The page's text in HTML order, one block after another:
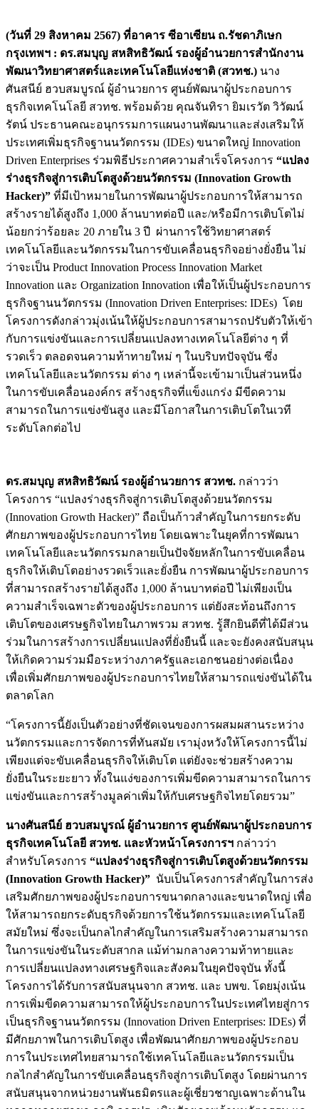
(วันที่ 29 สิงหาคม 2567) ที่อาคาร ซีอาเซียน ถ.รัชดาภิเษก
กรุงเทพฯ : ดร.สมบุญ สหสิทธิวัฒน์ รองผู้อำนวยการสำนักงาน
พัฒนาวิทยาศาสตร์และเทคโนโลยีแห่งชาติ (สวทช.) นาง
ศันสนีย์ ฮวบสมบูรณ์ ผู้อำนวยการ ศูนย์พัฒนาผู้ประกอบการ
ธุรกิจเทคโนโลยี สวทช. พร้อมด้วย คุณจันทิรา ยิมเรวัต วิวัฒน์
รัตน์ ประธานคณะอนุกรรมการแผนงานพัฒนาและส่งเสริมให้
ประเทศเพิ่มธุรกิจฐานนวัตกรรม (IDEs) ขนาดใหญ่ Innovation
Driven Enterprises ร่วมพิธีประกาศความสำเร็จโครงการ “แปลง
ร่างธุรกิจสู่การเติบโตสูงด้วยนวัตกรรม (Innovation Growth
Hacker)” ที่มีเป้าหมายในการพัฒนาผู้ประกอบการให้สามารถ
สร้างรายได้สูงถึง 1,000 ล้านบาทต่อปี และ/หรือมีการเติบโตไม่
น้อยกว่าร้อยละ 20 ภายใน 3 ปี ผ่านการใช้วิทยาศาสตร์
เทคโนโลยีและนวัตกรรมในการขับเคลื่อนธุรกิจอย่างยั่งยืน ไม่
ว่าจะเป็น Product Innovation Process Innovation Market
Innovation และ Organization Innovation เพื่อให้เป็นผู้ประกอบการ
ธุรกิจฐานนวัตกรรม (Innovation Driven Enterprises: IDEs) โดย
โครงการดังกล่าวมุ่งเน้นให้ผู้ประกอบการสามารถปรับตัวให้เข้า
กับการแข่งขันและการเปลี่ยนแปลงทางเทคโนโลยีต่าง ๆ ที่
รวดเร็ว ตลอดจนความท้าทายใหม่ ๆ ในบริบทปัจจุบัน ซึ่ง
เทคโนโลยีและนวัตกรรม ต่าง ๆ เหล่านี้จะเข้ามาเป็นส่วนหนึ่ง
ในการขับเคลื่อนองค์กร สร้างธุรกิจที่แข็งแกร่ง มีขีดความ
สามารถในการแข่งขันสูง และมีโอกาสในการเติบโตในเวที
ระดับโลกต่อไป
ดร.สมบุญ สหสิทธิวัฒน์ รองผู้อำนวยการ สวทช. กล่าวว่า
โครงการ “แปลงร่างธุรกิจสู่การเติบโตสูงด้วยนวัตกรรม
(Innovation Growth Hacker)” ถือเป็นก้าวสำคัญในการยกระดับ
ศักยภาพของผู้ประกอบการไทย โดยเฉพาะในยุคที่การพัฒนา
เทคโนโลยีและนวัตกรรมกลายเป็นปัจจัยหลักในการขับเคลื่อน
ธุรกิจให้เติบโตอย่างรวดเร็วและยั่งยืน การพัฒนาผู้ประกอบการ
ที่สามารถสร้างรายได้สูงถึง 1,000 ล้านบาทต่อปี ไม่เพียงเป็น
ความสำเร็จเฉพาะตัวของผู้ประกอบการ แต่ยังสะท้อนถึงการ
เติบโตของเศรษฐกิจไทยในภาพรวม สวทช. รู้สึกยินดีที่ได้มีส่วน
ร่วมในการสร้างการเปลี่ยนแปลงที่ยั่งยืนนี้ และจะยังคงสนับสนุน
ให้เกิดความร่วมมือระหว่างภาครัฐและเอกชนอย่างต่อเนื่อง
เพื่อเพิ่มศักยภาพของผู้ประกอบการไทยให้สามารถแข่งขันได้ใน
ตลาดโลก
“โครงการนี้ยังเป็นตัวอย่างที่ชัดเจนของการผสมผสานระหว่าง
นวัตกรรมและการจัดการที่ทันสมัย เรามุ่งหวังให้โครงการนี้ไม่
เพียงแต่จะขับเคลื่อนธุรกิจให้เติบโต แต่ยังจะช่วยสร้างความ
ยั่งยืนในระยะยาว ทั้งในแง่ของการเพิ่มขีดความสามารถในการ
แข่งขันและการสร้างมูลค่าเพิ่มให้กับเศรษฐกิจไทยโดยรวม”
นางศันสนีย์ ฮวบสมบูรณ์ ผู้อำนวยการ ศูนย์พัฒนาผู้ประกอบการ
ธุรกิจเทคโนโลยี สวทช. และหัวหน้าโครงการฯ กล่าวว่า
สำหรับโครงการ “แปลงร่างธุรกิจสู่การเติบโตสูงด้วยนวัตกรรม
(Innovation Growth Hacker)” นับเป็นโครงการสำคัญในการส่ง
เสริมศักยภาพของผู้ประกอบการขนาดกลางและขนาดใหญ่ เพื่อ
ให้สามารถยกระดับธุรกิจด้วยการใช้นวัตกรรมและเทคโนโลยี
สมัยใหม่ ซึ่งจะเป็นกลไกสำคัญในการเสริมสร้างความสามารถ
ในการแข่งขันในระดับสากล แม้ท่ามกลางความท้าทายและ
การเปลี่ยนแปลงทางเศรษฐกิจและสังคมในยุคปัจจุบัน ทั้งนี้
โครงการได้รับการสนับสนุนจาก สวทช. และ บพข. โดยมุ่งเน้น
การเพิ่มขีดความสามารถให้ผู้ประกอบการในประเทศไทยสู่การ
เป็นธุรกิจฐานนวัตกรรม (Innovation Driven Enterprises: IDEs) ที่
มีศักยภาพในการเติบโตสูง เพื่อพัฒนาศักยภาพของผู้ประกอบ
การในประเทศไทยสามารถใช้เทคโนโลยีและนวัตกรรมเป็น
กลไกสำคัญในการขับเคลื่อนธุรกิจสู่การเติบโตสูง โดยผ่านการ
สนับสนุนจากหน่วยงานพันธมิตรและผู้เชี่ยวชาญเฉพาะด้านใน